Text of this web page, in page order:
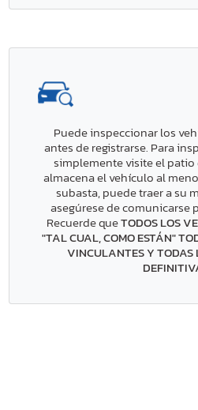
Puede inspeccionar los
antes de registrarse. Para
simplemente visite el patio
almacena el vehículo al
subasta, puede traer a su
asegúrese de comunicarse
Recuerde queTODOS LOS
"TAL CUAL, COMO ESTÁN"
VINCULANTES Y TODAS